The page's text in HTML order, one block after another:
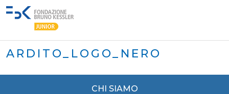
ARDITO_LOGO_NERO
CHI SIAMO